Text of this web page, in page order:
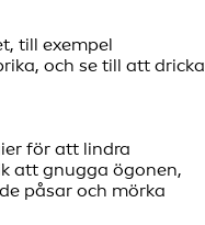
till exempel
och se till att dricka
för att lindra
att gnugga ögonen,
påsar och mörka